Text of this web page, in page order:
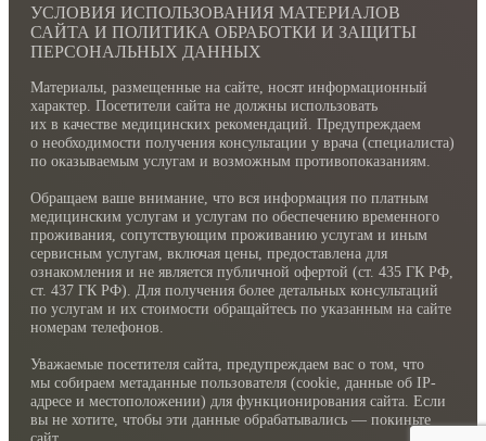
УСЛОВИЯ ИСПОЛЬЗОВАНИЯ МАТЕРИАЛОВ
САЙТА И ПОЛИТИКА ОБРАБОТКИ И ЗАЩИТЫ
ПЕРСОНАЛЬНЫХ ДАННЫХ
Материалы, размещенные на сайте, носят информационный
характер. Посетители сайта не должны использовать
их в качестве медицинских рекомендаций. Предупреждаем
о необходимости получения консультации у врача (специалиста)
по оказываемым услугам и возможным противопоказаниям.
Обращаем ваше внимание, что вся информация по платным
медицинским услугам и услугам по обеспечению временного
проживания, сопутствующим проживанию услугам и иным
сервисным услугам, включая цены, предоставлена для
ознакомления и не является публичной офертой (ст. 435 ГК РФ,
cт. 437 ГК РФ). Для получения более детальных консультаций
по услугам и их стоимости обращайтесь по указанным на сайте
номерам телефонов.
Уважаемые посетителя сайта, предупреждаем вас о том, что
мы собираем метаданные пользователя (cookie, данные об IP-
адресе и местоположении) для функционирования сайта. Если
вы не хотите, чтобы эти данные обрабатывались — покиньте
сайт.